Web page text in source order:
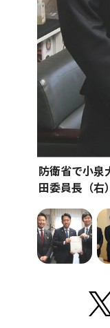
防衛省で小泉
田委員長（右